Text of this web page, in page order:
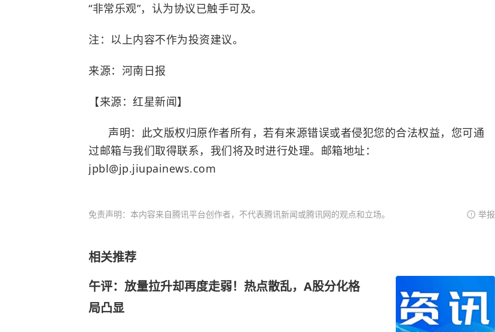
“非常乐观”，认为协议已触手可及。
注：以上内容不作为投资建议。
来源：河南日报
【来源：红星新闻】
声明：此文版权归原作者所有，若有来源错误或者侵犯您的合法权益，您可通
过邮箱与我们取得联系，我们将及时进行处理。邮箱地址：
jpbl@jp.jiupainews.com
免责声明：本内容来自腾讯平台创作者，不代表腾讯新闻或腾讯网的观点和立场。 举报
相关推荐
午评：放量拉升却再度走弱！热点散乱，A股分化格
局凸显